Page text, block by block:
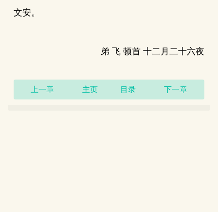
文安。
弟 飞 顿首 十二月二十六夜
上一章 主页 目录 下一章